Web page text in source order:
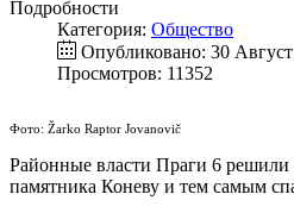
Подробности
Категория: Общество
Опубликовано: 30
Просмотров: 11352
Фото: Žarko Raptor Jovanovič
Районные власти Праги 6 решили
памятника Коневу и тем самым